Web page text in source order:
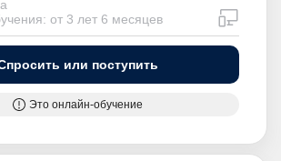
от 3 лет 6 месяцев
или поступить
Это онлайн-обучение